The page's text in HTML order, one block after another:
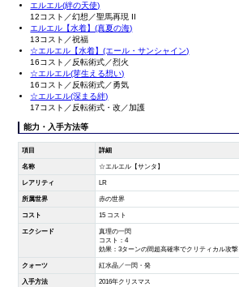
エルエル(絆の天使)
12コスト／幻想／聖馬再現 II
エルエル【水着】(真夏の海)
13コスト／祝福
☆エルエル【水着】(エール・サンシャイン)
16コスト／反転術式／烈火
☆エルエル(芽生える想い)
16コスト／反転術式／勇気
☆エルエル(深まる絆)
17コスト／反転術式・改／加護
能力・入手方法等
項目 詳細
名称 ☆エルエル【サンタ】
レアリティ LR
所属世界 赤の世界
コスト 15 コスト
エクシード
真理の一閃
コスト：4
効果：3ターンの間超高確率でクリティカル攻撃
クォーツ 紅水晶／一閃・発
入手方法 2016年クリスマス